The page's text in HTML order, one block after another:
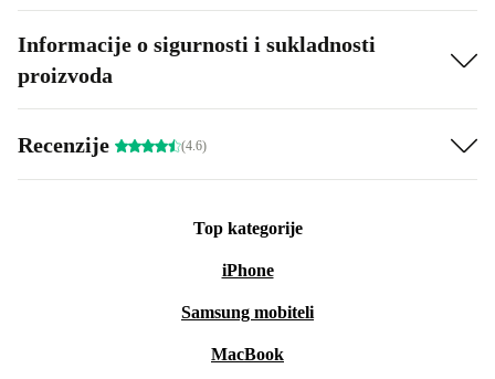
Informacije o sigurnosti i sukladnosti
proizvoda
Recenzije (4.6)
Top kategorije
iPhone
Samsung mobiteli
MacBook